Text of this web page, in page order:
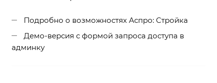
Подробно о возможностях Аспро: Стройка
Демо-версия с формой запроса доступа в
админку